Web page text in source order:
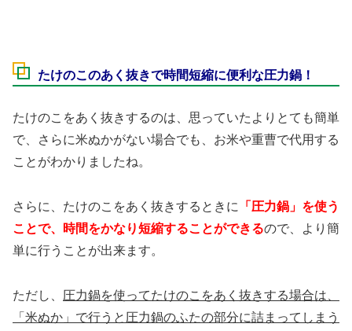
たけのこのあく抜きで時間短縮に便利な圧力鍋！
たけのこをあく抜きするのは、思っていたよりとても簡単
で、さらに米ぬかがない場合でも、お米や重曹で代用する
ことがわかりましたね。
さらに、たけのこをあく抜きするときに 「圧力鍋」 を使う
ことで、
時間をかなり短縮することができるので、より簡
単に行うことが出来ます。
ただし、 圧力鍋を使ってたけのこをあく抜きする場合は、
「米ぬか」で行うと圧力鍋のふたの部分に詰まってしまう